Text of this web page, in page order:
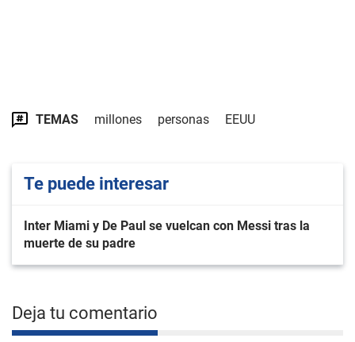
TEMAS millones personas EEUU
Te puede interesar
Inter Miami y De Paul se vuelcan con Messi tras la
muerte de su padre
Deja tu comentario